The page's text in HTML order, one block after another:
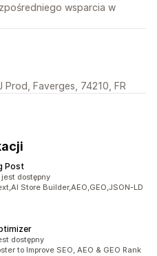
wsparcia w
Faverges, 74210, FR
Post
jest dostępny
Store Builder,AEO,GEO,JSON-LD
dostępny
to Improve SEO, AEO & GEO Rank